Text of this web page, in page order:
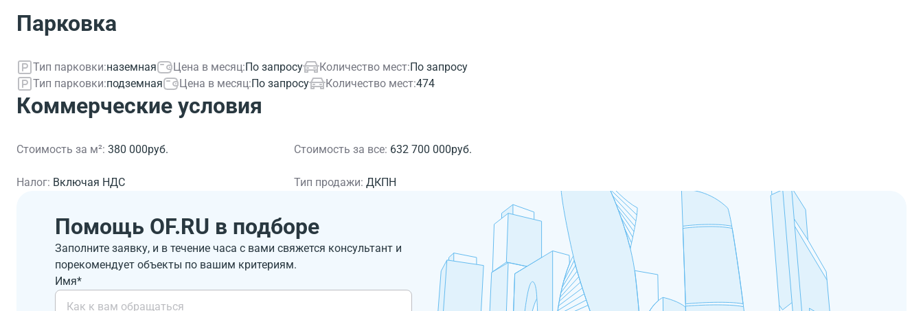
Парковка
Тип парковки:наземная Цена в месяц:По запросу Количество мест:По запросу
Тип парковки:подземная Цена в месяц:По запросу Количество мест:474
Коммерческие условия
Стоимость за м²: 380 000руб. Стоимость за все: 632 700 000руб.
Налог: Включая НДС Тип продажи: ДКПН
Помощь OF.RU в подборе
Заполните заявку, и в течение часа с вами свяжется консультант и
порекомендует объекты по вашим критериям.
Имя*